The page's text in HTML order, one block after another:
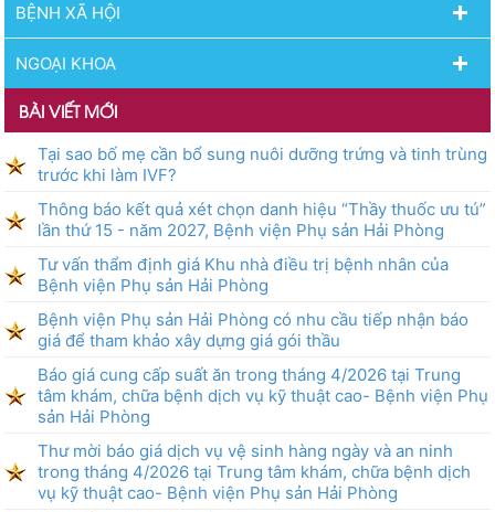
BỆNH XÃ HỘI
NGOẠI KHOA
BÀI VIẾT MỚI
Tại sao bố mẹ cần bổ sung nuôi dưỡng trứng và tinh trùng
trước khi làm IVF?
Thông báo kết quả xét chọn danh hiệu “Thầy thuốc ưu tú”
lần thứ 15 - năm 2027, Bệnh viện Phụ sản Hải Phòng
Tư vấn thẩm định giá Khu nhà điều trị bệnh nhân của
Bệnh viện Phụ sản Hải Phòng
Bệnh viện Phụ sản Hải Phòng có nhu cầu tiếp nhận báo
giá để tham khảo xây dựng giá gói thầu
Báo giá cung cấp suất ăn trong tháng 4/2026 tại Trung
tâm khám, chữa bệnh dịch vụ kỹ thuật cao- Bệnh viện Phụ
sản Hải Phòng
Thư mời báo giá dịch vụ vệ sinh hàng ngày và an ninh
trong tháng 4/2026 tại Trung tâm khám, chữa bệnh dịch
vụ kỹ thuật cao- Bệnh viện Phụ sản Hải Phòng